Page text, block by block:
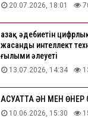
20.07.2026, 18:01
Қазақ әдебиетін
жасанды интеллект
ғылыми әлеуеті
13.07.2026, 14:34
АҚСУАТТА ӘН МЕН ӨНЕР
10.06.2026, 15:30